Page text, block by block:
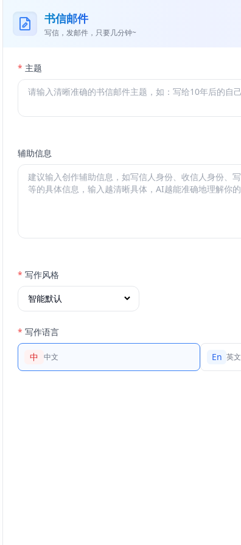
书信邮件
写信，发邮件，只要几分钟~
* 主题
辅助信息
* 写作风格
* 写作语言
中 中文 En 英文